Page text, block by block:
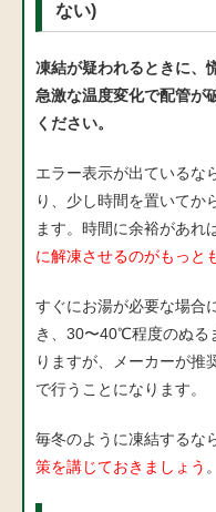
ない)
凍結が疑われるときに、
急激な温度変化で配管が
ください。
エラー表示が出ているな
り、少し時間を置いてか
ます。時間に余裕があれ
に解凍させるのがもっと
すぐにお湯が必要な場合
き、30〜40℃程度のぬる
りますが、メーカーが推
で行うことになります。
毎冬のように凍結するな
策を講じておきましょう 。